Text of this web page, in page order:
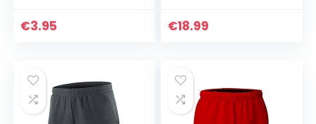
heren
€3.95 €18.99